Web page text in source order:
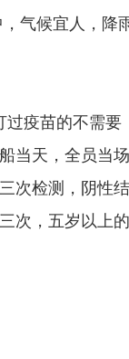
气候宜人，降
疫苗的不需要
当天，全员当
次检测，阴性
次，五岁以上